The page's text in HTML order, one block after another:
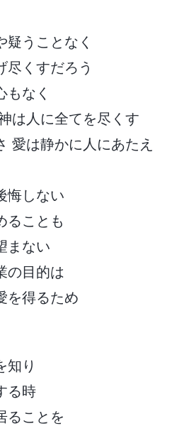
疑うことなく
尽くすだろう
もなく
は人に全てを尽くす
愛は静かに人にあたえ
悔しない
ることも
まない
の目的は
を得るため
知り
る時
ることを